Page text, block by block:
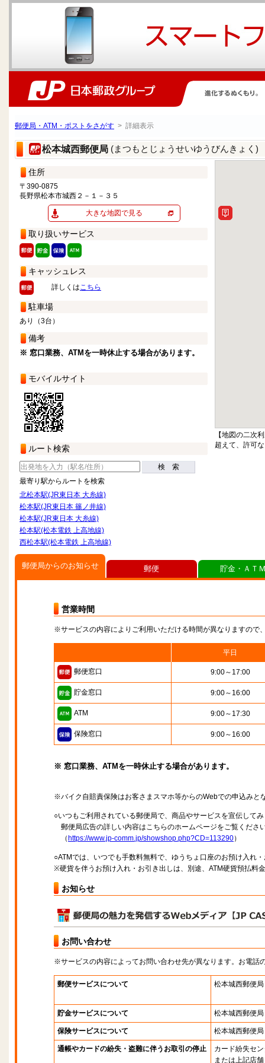
郵便局・ATM・ポストをさがす > 詳細表示
松本城西郵便局 (まつもとじょうせいゆうびんきょく)
住所
〒390-0875
長野県松本市城西２－１－３５
大きな地図で見る
取り扱いサービス
キャッシュレス
詳しくはこちら
駐車場
あり（3台）
備考
※ 窓口業務、ATMを一時休止する場合があります。
モバイルサイト
ルート検索
検 索
最寄り駅からルートを検索
北松本駅(JR東日本 大糸線)
松本駅(JR東日本 篠ノ井線)
松本駅(JR東日本 大糸線)
松本駅(松本電鉄 上高地線)
西松本駅(松本電鉄 上高地線)
【地図の二次
超えて、許可
郵便局からのお知らせ
営業時間
※サービスの内容によりご利用いただける時間が異なりますので
平日
郵便窓口 9:00～17:00
貯金窓口 9:00～16:00
ATM 9:00～17:30
保険窓口 9:00～16:00
※ 窓口業務、ATMを一時休止する場合があります。
※バイク自賠責保険はお客さまスマホ等からのWebでの申込みと
○いつもご利用されている郵便局で、商品やサービスを宣伝して
郵便局広告の詳しい内容はこちらのホームページをご覧くださ
（ https://www.jp-comm.jp/showshop.php?CD=113290）
○ATMでは、いつでも手数料無料で、ゆうちょ口座のお預け入れ
※硬貨を伴うお預け入れ・お引き出しは、別途、ATM硬貨預払料
お知らせ
お問い合わせ
※サービスの内容によってお問い合わせ先が異なります。お電話
郵便サービスについて 松本城西郵便局
貯金サービスについて 松本城西郵便局
保険サービスについて 松本城西郵便局
通帳やカードの紛失・盗難に伴うお取引の停止
カード紛失セ
または上記店舗
郵便 貯金・ＡＴ